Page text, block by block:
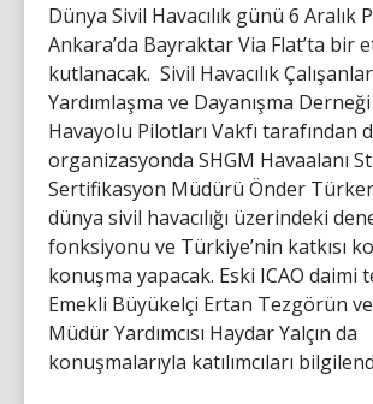
Dünya Sivil Havacılık günü 6 Aralık
Ankara’da Bayraktar Via Flat’ta bir
kutlanacak. Sivil Havacılık
Yardımlaşma ve Dayanışma
Havayolu Pilotları Vakfı tarafından
organizasyonda SHGM Havaalanı
Sertifikasyon Müdürü Önder
dünya sivil havacılığı üzerindeki
fonksiyonu ve Türkiye’nin katkısı
konuşma yapacak. Eski ICAO daimi
Emekli Büyükelçi Ertan Tezgörün
Müdür Yardımcısı Haydar Yalçın da
konuşmalarıyla katılımcıları